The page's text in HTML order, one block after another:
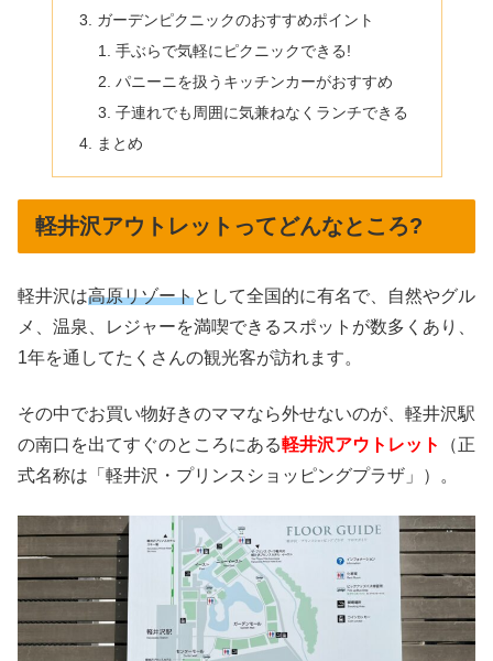
ガーデンピクニックのおすすめポイント
手ぶらで気軽にピクニックできる!
パニーニを扱うキッチンカーがおすすめ
子連れでも周囲に気兼ねなくランチできる
まとめ
軽井沢アウトレットってどんなところ?
軽井沢は高原リゾートとして全国的に有名で、自然やグル
メ、温泉、レジャーを満喫できるスポットが数多くあり、
1年を通してたくさんの観光客が訪れます。
その中でお買い物好きのママなら外せないのが、軽井沢駅
の南口を出てすぐのところにある軽井沢アウトレット
（正
式名称は「軽井沢・プリンスショッピングプラザ」）。